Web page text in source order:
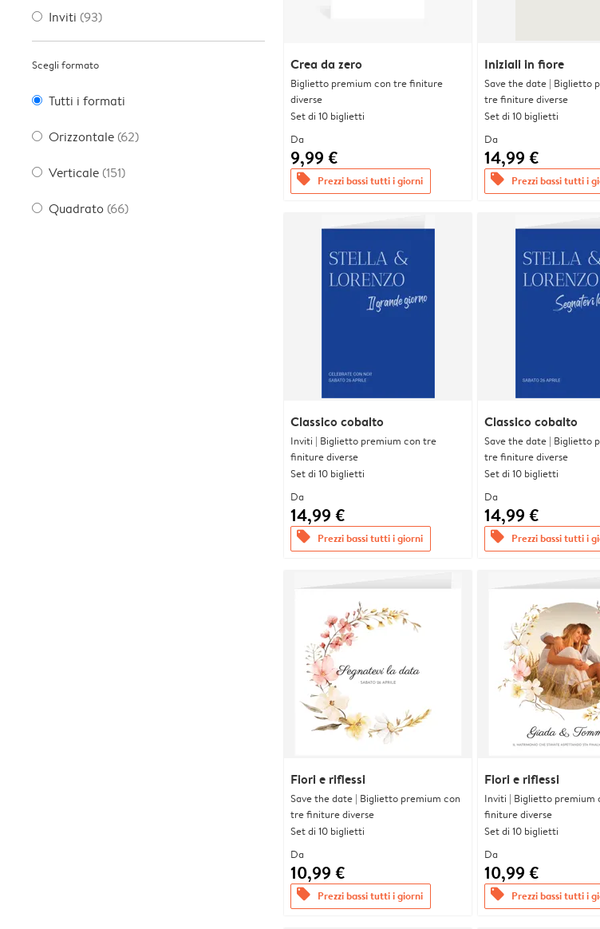
Inviti (93)
Scegli formato
Tutti i formati
Orizzontale (62)
Verticale (151)
Quadrato (66)
Crea da zero
Biglietto premium con tre finiture
diverse
Set di 10 biglietti
Da
9,99 €
offers Prezzi bassi tutti i giorni
Iniziali in fiore
Save the date | Biglietto
tre finiture diverse
Set di 10 biglietti
Da
14,99 €
offers Prezzi bassi tutti i
Classico cobalto
Inviti | Biglietto premium con tre
finiture diverse
Set di 10 biglietti
Da
14,99 €
offers Prezzi bassi tutti i giorni
Classico cobalto
Save the date | Biglietto
tre finiture diverse
Set di 10 biglietti
Da
14,99 €
offers Prezzi bassi tutti i
Fiori e riflessi
Save the date | Biglietto premium con
tre finiture diverse
Set di 10 biglietti
Da
10,99 €
offers Prezzi bassi tutti i giorni
Fiori e riflessi
Inviti | Biglietto premium
finiture diverse
Set di 10 biglietti
Da
10,99 €
offers Prezzi bassi tutti i